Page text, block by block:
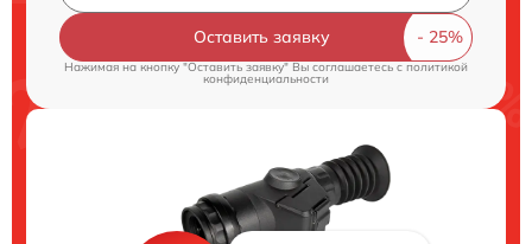
Оставить заявку
Нажимая на кнопку "Оставить заявку" Вы соглашаетесь cполитикой
конфиденциальности